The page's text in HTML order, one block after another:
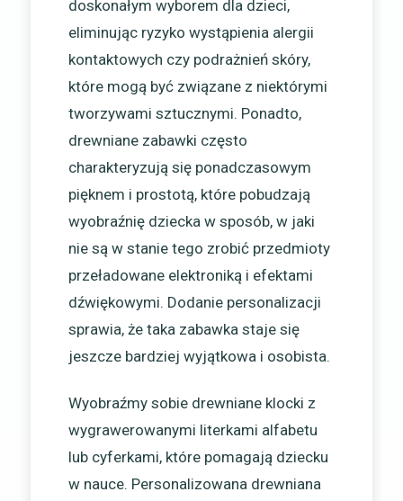
doskonałym wyborem dla dzieci,
eliminując ryzyko wystąpienia alergii
kontaktowych czy podrażnień skóry,
które mogą być związane z niektórymi
tworzywami sztucznymi. Ponadto,
drewniane zabawki często
charakteryzują się ponadczasowym
pięknem i prostotą, które pobudzają
wyobraźnię dziecka w sposób, w jaki
nie są w stanie tego zrobić przedmioty
przeładowane elektroniką i efektami
dźwiękowymi. Dodanie personalizacji
sprawia, że taka zabawka staje się
jeszcze bardziej wyjątkowa i osobista.
Wyobraźmy sobie drewniane klocki z
wygrawerowanymi literkami alfabetu
lub cyferkami, które pomagają dziecku
w nauce. Personalizowana drewniana